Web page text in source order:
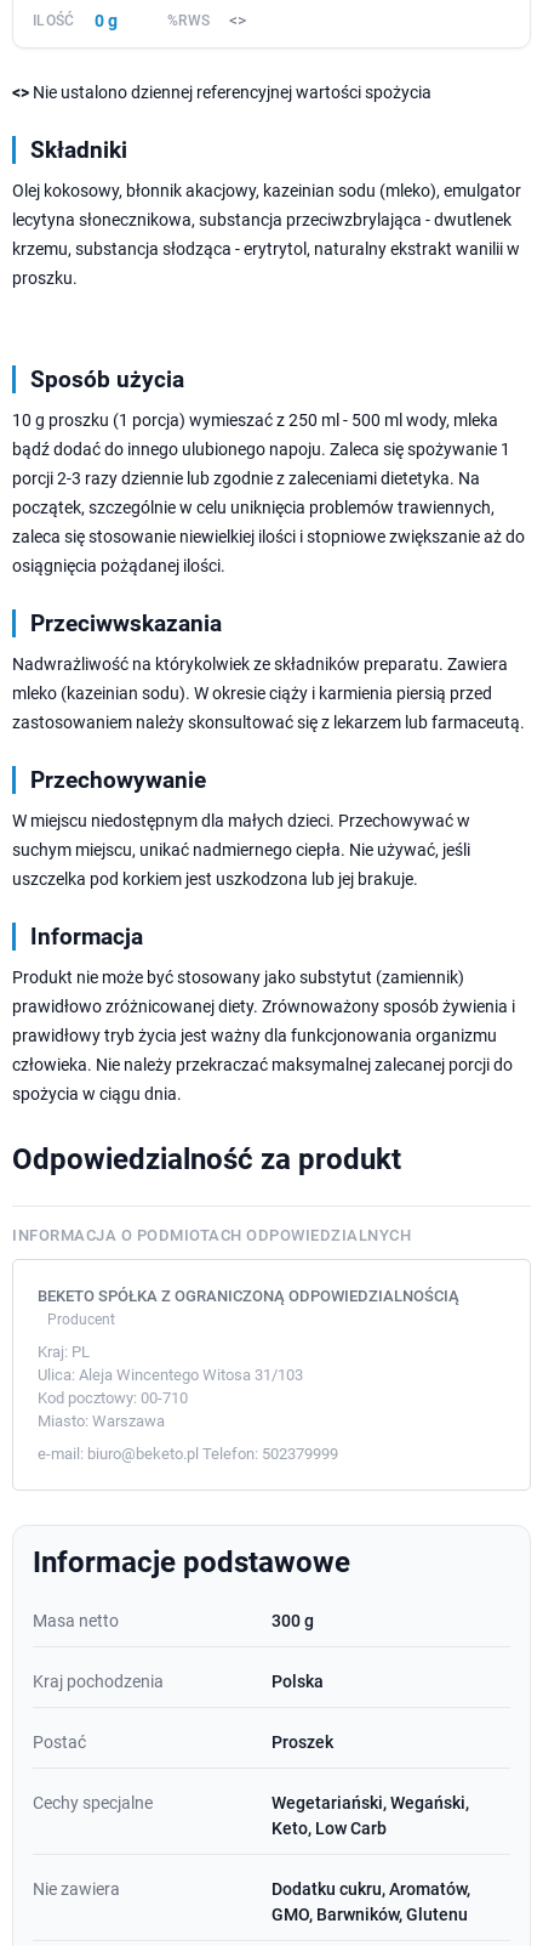
0 g <>
<> Nie ustalono dziennej referencyjnej wartości spożycia
Składniki
Olej kokosowy, błonnik akacjowy, kazeinian sodu (mleko), emulgator
lecytyna słonecznikowa, substancja przeciwzbrylająca - dwutlenek
krzemu, substancja słodząca - erytrytol, naturalny ekstrakt wanilii w
proszku.
Sposób użycia
10 g proszku (1 porcja) wymieszać z 250 ml - 500 ml wody, mleka
bądź dodać do innego ulubionego napoju. Zaleca się spożywanie 1
porcji 2-3 razy dziennie lub zgodnie z zaleceniami dietetyka. Na
początek, szczególnie w celu uniknięcia problemów trawiennych,
zaleca się stosowanie niewielkiej ilości i stopniowe zwiększanie aż do
osiągnięcia pożądanej ilości.
Przeciwwskazania
Nadwrażliwość na którykolwiek ze składników preparatu. Zawiera
mleko (kazeinian sodu). W okresie ciąży i karmienia piersią przed
zastosowaniem należy skonsultować się z lekarzem lub farmaceutą.
Przechowywanie
W miejscu niedostępnym dla małych dzieci. Przechowywać w
suchym miejscu, unikać nadmiernego ciepła. Nie używać, jeśli
uszczelka pod korkiem jest uszkodzona lub jej brakuje.
Informacja
Produkt nie może być stosowany jako substytut (zamiennik)
prawidłowo zróżnicowanej diety. Zrównoważony sposób żywienia i
prawidłowy tryb życia jest ważny dla funkcjonowania organizmu
człowieka. Nie należy przekraczać maksymalnej zalecanej porcji do
spożycia w ciągu dnia.
Odpowiedzialność za produkt
INFORMACJA O PODMIOTACH ODPOWIEDZIALNYCH
BEKETO SPÓŁKA Z OGRANICZONĄ ODPOWIEDZIALNOŚCIĄ
Producent
Kraj: PL
Ulica: Aleja Wincentego Witosa 31/103
Kod pocztowy: 00-710
Miasto: Warszawa
e-mail: biuro@beketo.pl Telefon: 502379999
Informacje podstawowe
Masa netto 300 g
Kraj pochodzenia Polska
Postać Proszek
Cechy specjalne
Wegetariański, Wegański,
Keto, Low Carb
Nie zawiera
Dodatku cukru, Aromatów,
GMO, Barwników, Glutenu